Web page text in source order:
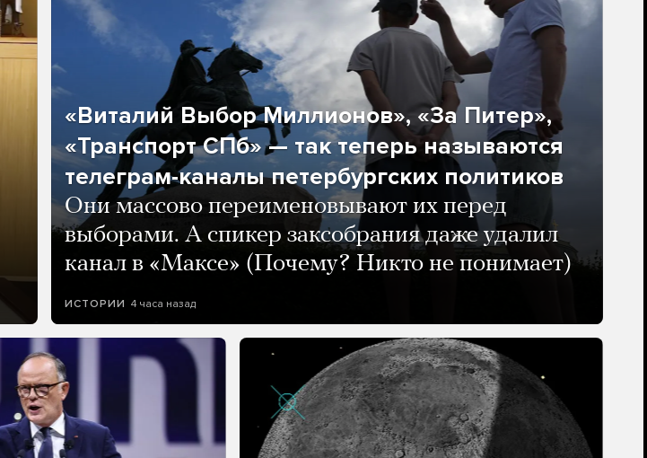
«Виталий Выбор Миллионов», «За Питер»,
«Транспорт СПб» — так теперь называются
телеграм-каналы петербургских политиков
Они массово переименовывают их перед
выборами. А спикер заксобрания даже удалил
канал в «Максе» (Почему? Никто не понимает)
ИСТОРИИ 4 часа назад